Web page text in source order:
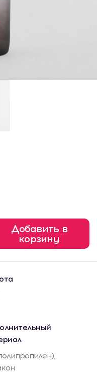
Добавить в
корзину